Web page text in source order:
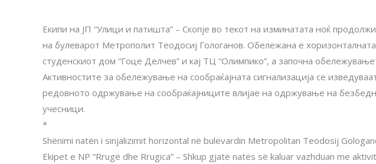
Екипи на ЈП “Улици и патишта” – Скопје во текот на изминатата ноќ
на булеварот Метрополит Теодосиј Гологанов. Обележана е хоризонталната
студенскиот дом “Гоце Делчев” и кај ТЦ “Олимпико”, а започна
Активностите за обележување на сообраќајната сигнализација се
редовното одржување на сообраќајниците влијае на одржување на
учесници.
*
Shënimi natën i sinjalizimit horizontal në bulevardin Metropolitan Teodosij
Ekipet e NP “Rrugë dhe Rrugica” – Shkup gjatë natës së kaluar vazhduan me